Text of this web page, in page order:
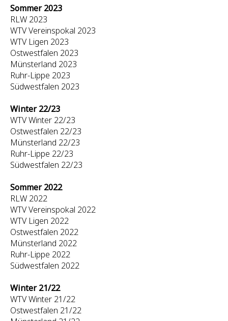
Sommer 2023
RLW 2023
WTV Vereinspokal 2023
WTV Ligen 2023
Ostwestfalen 2023
Münsterland 2023
Ruhr-Lippe 2023
Südwestfalen 2023
Winter 22/23
WTV Winter 22/23
Ostwestfalen 22/23
Münsterland 22/23
Ruhr-Lippe 22/23
Südwestfalen 22/23
Sommer 2022
RLW 2022
WTV Vereinspokal 2022
WTV Ligen 2022
Ostwestfalen 2022
Münsterland 2022
Ruhr-Lippe 2022
Südwestfalen 2022
Winter 21/22
WTV Winter 21/22
Ostwestfalen 21/22